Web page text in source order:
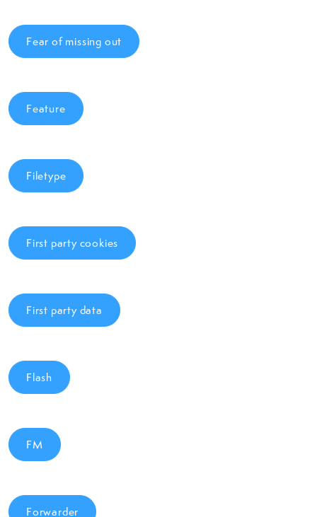
Fear of missing out
Feature
Filetype
First party cookies
First party data
Flash
FM
Forwarder